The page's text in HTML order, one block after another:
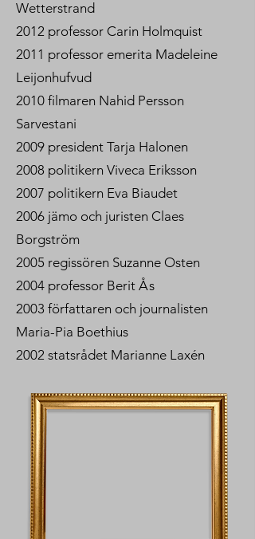
Wetterstrand
2012 professor Carin Holmquist
2011 professor emerita Madeleine
Leijonhufvud
2010 filmaren Nahid Persson
Sarvestani
2009 president Tarja Halonen
2008 politikern Viveca Eriksson
2007 politikern Eva Biaudet
2006 jämo och juristen Claes
Borgström
2005 regissören Suzanne Osten
2004 professor Berit Ås
2003 författaren och journalisten
Maria-Pia Boethius
2002 statsrådet Marianne Laxén